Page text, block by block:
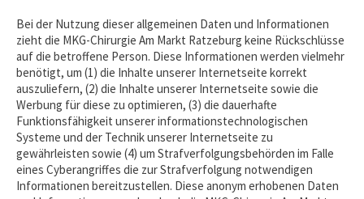
Bei der Nutzung dieser allgemeinen Daten und Informationen
zieht die MKG-Chirurgie Am Markt Ratzeburg keine Rückschlüsse
auf die betroffene Person. Diese Informationen werden vielmehr
benötigt, um (1) die Inhalte unserer Internetseite korrekt
auszuliefern, (2) die Inhalte unserer Internetseite sowie die
Werbung für diese zu optimieren, (3) die dauerhafte
Funktionsfähigkeit unserer informationstechnologischen
Systeme und der Technik unserer Internetseite zu
gewährleisten sowie (4) um Strafverfolgungsbehörden im Falle
eines Cyberangriffes die zur Strafverfolgung notwendigen
Informationen bereitzustellen. Diese anonym erhobenen Daten